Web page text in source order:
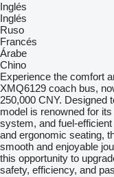
Inglés
Inglés
Ruso
Francés
Árabe
Chino
Experience the comfort
XMQ6129 coach bus,
250,000 CNY. Designed
model is renowned for
system, and fuel-
and ergonomic seating,
smooth and enjoyable
this opportunity to
safety, efficiency, and